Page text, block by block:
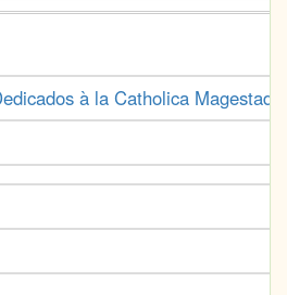
à la Catholica